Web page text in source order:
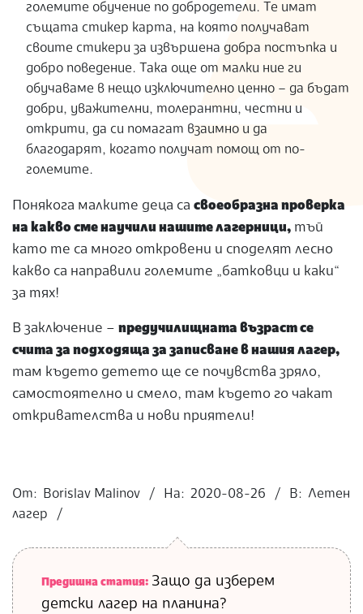
големите обучение по добродетели. Те имат
същата стикер карта, на която получават
своите стикери за извършена добра постъпка и
добро поведение. Така още от малки ние ги
обучаваме в нещо изключително ценно – да бъдат
добри, уважителни, толерантни, честни и
открити, да си помагат взаимно и да
благодарят, когато получат помощ от по-
големите.
Понякога малките деца са своеобразна проверка
на какво сме научили нашите лагерници, тъй
като те са много откровени и споделят лесно
какво са направили големите „батковци и каки“
за тях!
В заключение – предучилищната възраст се
счита за подходяща за записване в нашия лагер,
там където детето ще се почувства зряло,
самостоятелно и смело, там където го чакат
откривателства и нови приятели!
08-
26
От: Borislav Malinov На: 2020-08-26 В: Летен
лагер
Предишна статия: Защо да изберем
детски лагер на планина?